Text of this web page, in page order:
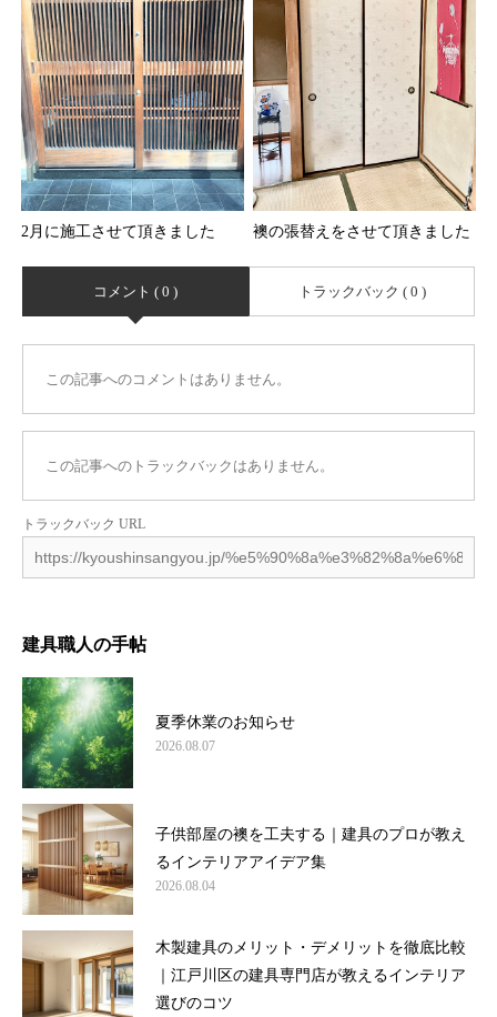
2月に施工させて頂きました 襖の張替えをさせて頂きました
コメント ( 0 ) トラックバック ( 0 )
この記事へのコメントはありません。
この記事へのトラックバックはありません。
トラックバック URL
建具職人の手帖
夏季休業のお知らせ
2026.08.07
子供部屋の襖を工夫する｜建具のプロが教え
るインテリアアイデア集
2026.08.04
木製建具のメリット・デメリットを徹底比較
｜江戸川区の建具専門店が教えるインテリア
選びのコツ